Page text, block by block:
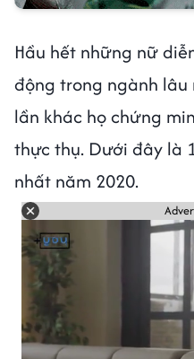
Hầu hết những nữ
động trong ngành lâu
lần khác họ chứng
thực thụ. Dưới đây là
nhất năm 2020.